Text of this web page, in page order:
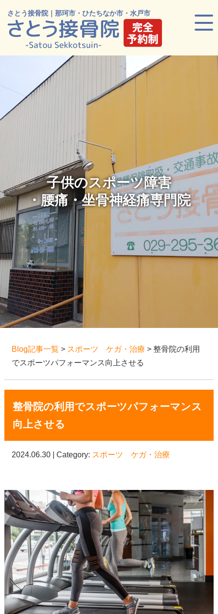
さとう接骨院｜那珂市・ひたちなか市・水戸市
子供のスポーツ障害
・腰痛・坐骨神経痛専門院
Blog記事一覧 > スポーツ ケガ・治療 > 整骨院の利用
でスポーツパフォーマンス向上させる
整骨院の利用でスポーツパフォーマンス
向上させる
2024.06.30 | Category: スポーツ ケガ・治療